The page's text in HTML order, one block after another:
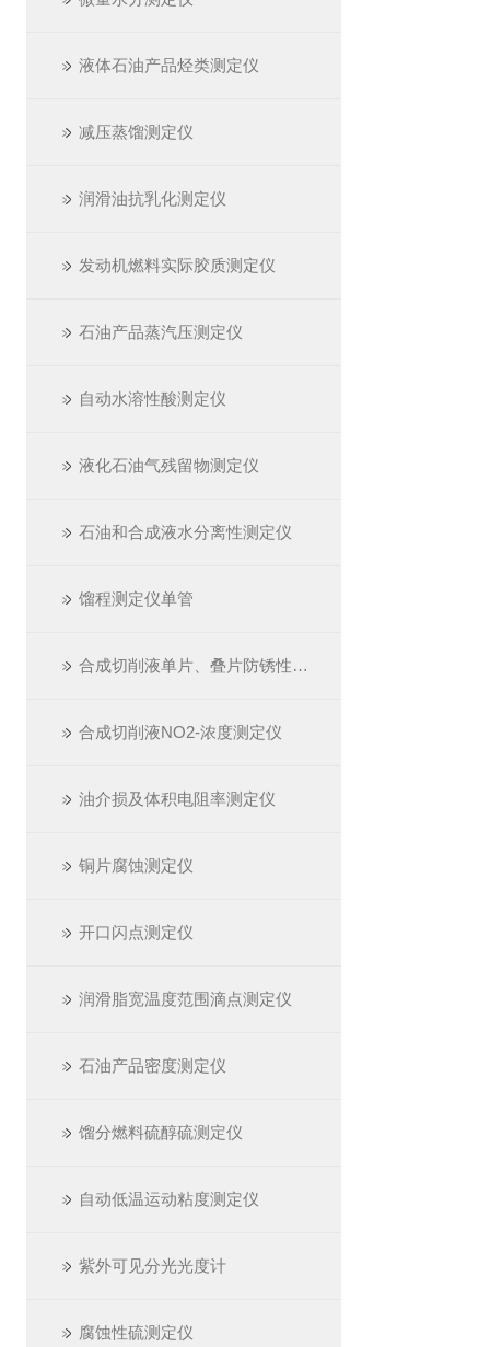
液体石油产品烃类测定仪
减压蒸馏测定仪
润滑油抗乳化测定仪
发动机燃料实际胶质测定仪
石油产品蒸汽压测定仪
自动水溶性酸测定仪
液化石油气残留物测定仪
石油和合成液水分离性测定仪
馏程测定仪单管
合成切削液单片、叠片防锈性测定仪
合成切削液NO2-浓度测定仪
油介损及体积电阻率测定仪
铜片腐蚀测定仪
开口闪点测定仪
润滑脂宽温度范围滴点测定仪
石油产品密度测定仪
馏分燃料硫醇硫测定仪
自动低温运动粘度测定仪
紫外可见分光光度计
腐蚀性硫测定仪